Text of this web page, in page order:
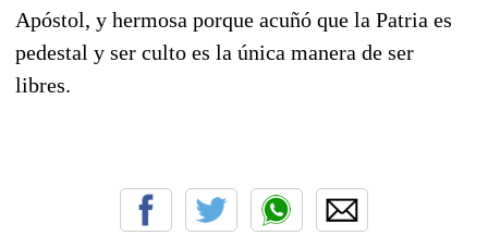
Apóstol, y hermosa porque acuñó que la Patria es
pedestal y ser culto es la única manera de ser
libres.